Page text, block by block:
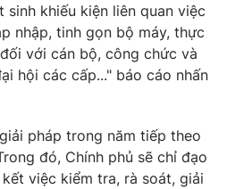
khiếu kiện liên quan việc
nhập, tinh gọn bộ máy, thực
với cán bộ, công chức và
hội các cấp..." báo cáo nhấn
pháp trong năm tiếp theo
đó, Chính phủ sẽ chỉ đạo
việc kiểm tra, rà soát, giải